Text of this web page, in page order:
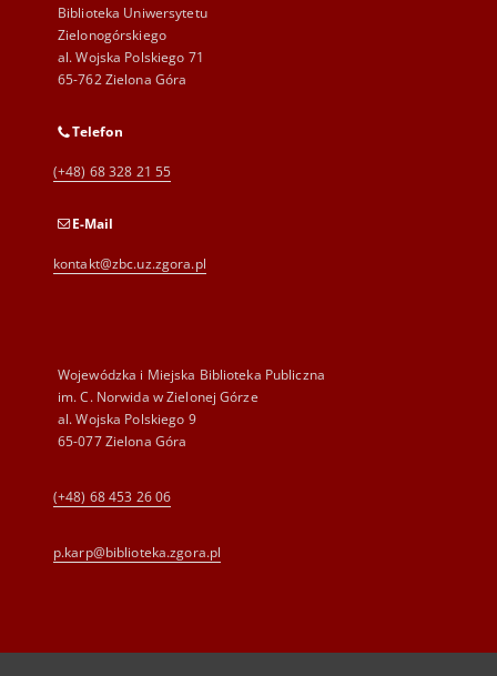
Biblioteka Uniwersytetu
Zielonogórskiego
al. Wojska Polskiego 71
65-762 Zielona Góra
Telefon
(+48) 68 328 21 55
E-Mail
kontakt@zbc.uz.zgora.pl
Wojewódzka i Miejska Biblioteka Publiczna
im. C. Norwida w Zielonej Górze
al. Wojska Polskiego 9
65-077 Zielona Góra
(+48) 68 453 26 06
p.karp@biblioteka.zgora.pl